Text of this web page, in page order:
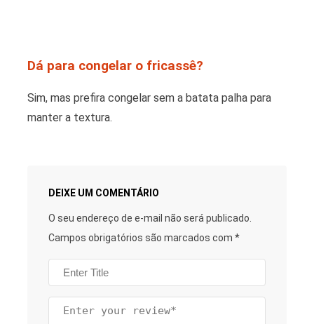
Dá para congelar o fricassê?
Sim, mas prefira congelar sem a batata palha para
manter a textura.
DEIXE UM COMENTÁRIO
O seu endereço de e-mail não será publicado.
Campos obrigatórios são marcados com *